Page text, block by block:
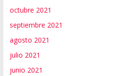
octubre 2021
septiembre 2021
agosto 2021
julio 2021
junio 2021